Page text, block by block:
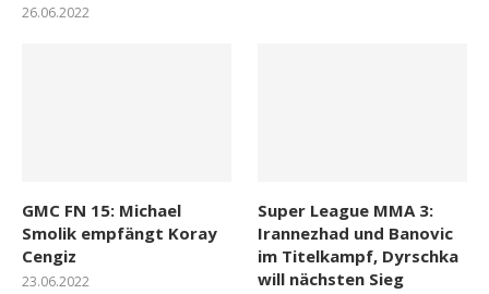
26.06.2022
GMC FN 15: Michael
Smolik empfängt Koray
Cengiz
23.06.2022
Super League MMA 3:
Irannezhad und Banovic
im Titelkampf, Dyrschka
will nächsten Sieg